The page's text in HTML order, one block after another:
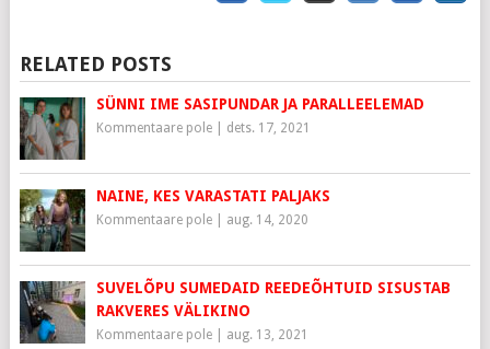
RELATED POSTS
SÜNNI IME SASIPUNDAR JA PARALLEELEMAD
Kommentaare pole| dets. 17, 2021
NAINE, KES VARASTATI PALJAKS
Kommentaare pole| aug. 14, 2020
SUVELÕPU SUMEDAID REEDEÕHTUID SISUSTAB
RAKVERES VÄLIKINO
Kommentaare pole| aug. 13, 2021